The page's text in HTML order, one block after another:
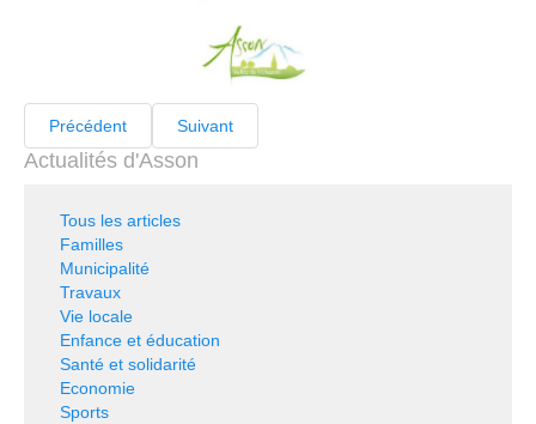
Précédent Suivant
Actualités d'Asson
Tous les articles
Familles
Municipalité
Travaux
Vie locale
Enfance et éducation
Santé et solidarité
Economie
Sports